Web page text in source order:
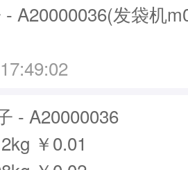
A20000036(发袋机
- A20000036
￥0.01